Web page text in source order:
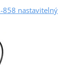
858 nastavitelný